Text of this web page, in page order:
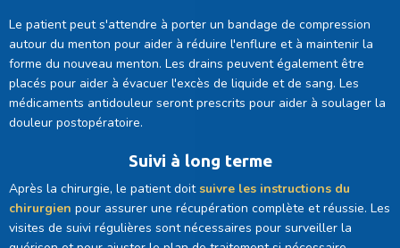
Le patient peut s'attendre à porter un bandage de compression
autour du menton pour aider à réduire l'enflure et à maintenir la
forme du nouveau menton. Les drains peuvent également être
placés pour aider à évacuer l'excès de liquide et de sang. Les
médicaments antidouleur seront prescrits pour aider à soulager la
douleur postopératoire.
Suivi à long terme
Après la chirurgie, le patient doitsuivre les instructions du
chirurgien pour assurer une récupération complète et réussie. Les
visites de suivi régulières sont nécessaires pour surveiller la